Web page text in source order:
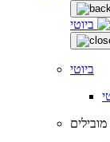
ביוטי
ביוטי